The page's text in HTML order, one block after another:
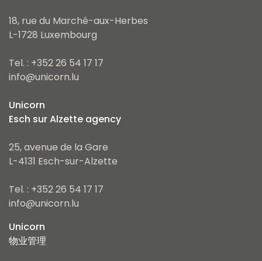
18, rue du Marché-aux-Herbes
L-1728 Luxembourg
Tel. : +352 26 54 17 17
info@unicorn.lu
Unicorn
Esch sur Alzette agency
25, avenue de la Gare
L-4131 Esch-sur-Alzette
Tel. : +352 26 54 17 17
info@unicorn.lu
Unicorn
物业管理